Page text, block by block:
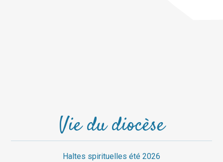
Vie du diocèse
Haltes spirituelles été 2026